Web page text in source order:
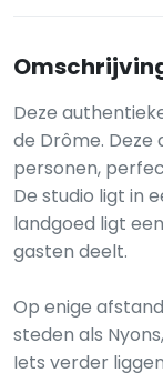
Deze
de Drôme.
personen,
De studio ligt in
landgoed ligt
gasten deelt.
Op enige
steden als
Iets verder